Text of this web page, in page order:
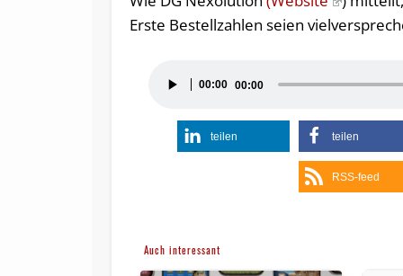
Erste Bestellzahlen seien
Player
00:00 00:00
teilen teilen
RSS-feed
Auch interessant